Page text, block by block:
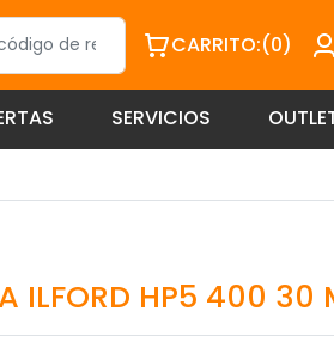
CARRITO:(0)
SERVICIOS
ILFORD HP5 400 30